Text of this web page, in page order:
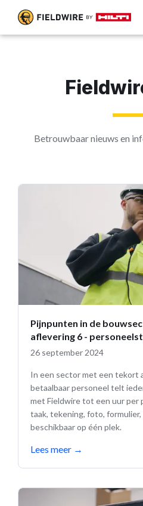
Betrouwbaar nieuws en
Pijnpunten in de
aflevering 6 -
26 september 2024
In een sector met een tekort
betaalbaar personeel telt
met Fieldwire tot een uur per
taak, tekening, foto,
beschikbaar op één plek.
Lees meer →